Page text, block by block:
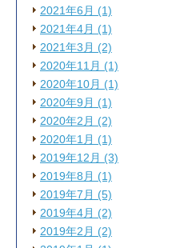
2021年6月 (1)
2021年4月 (1)
2021年3月 (2)
2020年11月 (1)
2020年10月 (1)
2020年9月 (1)
2020年2月 (2)
2020年1月 (1)
2019年12月 (3)
2019年8月 (1)
2019年7月 (5)
2019年4月 (2)
2019年2月 (2)